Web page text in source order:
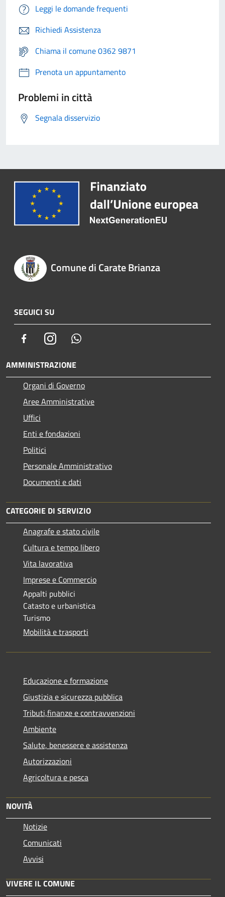
Leggi le domande frequenti
Richiedi Assistenza
Chiama il comune 0362 9871
Prenota un appuntamento
Problemi in città
Segnala disservizio
Comune di Carate Brianza
SEGUICI SU
FacebookInstagram
AMMINISTRAZIONE
Organi di Governo
Aree Amministrative
Uffici
Enti e fondazioni
Politici
Personale Amministrativo
Documenti e dati
CATEGORIE DI SERVIZIO
Anagrafe e stato civile
Cultura e tempo libero
Vita lavorativa
Imprese e Commercio
Appalti pubblici
Catasto e urbanistica
Turismo
Mobilità e trasporti
Educazione e formazione
Giustizia e sicurezza pubblica
Tributi,finanze e contravvenzioni
Ambiente
Salute, benessere e assistenza
Autorizzazioni
Agricoltura e pesca
NOVITÀ
Notizie
Comunicati
Avvisi
VIVERE IL COMUNE